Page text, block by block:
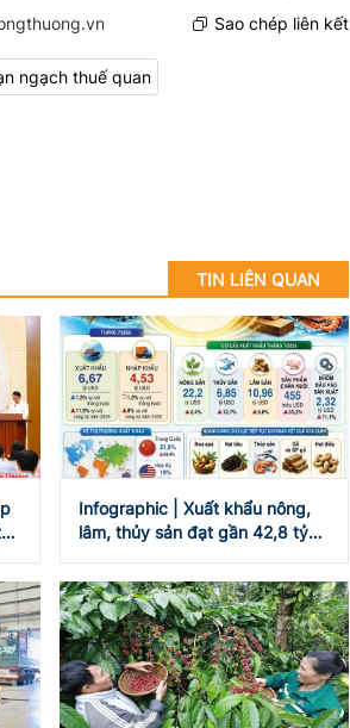
Sao chép liên kết
ngạch thuế quan
TIN LIÊN QUAN
Infographic | Xuất khẩu nông,
lâm, thủy sản đạt gần 42,8 tỷ